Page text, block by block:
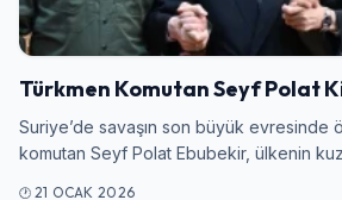
Türkmen Komutan Seyf Polat
Suriye’de savaşın son büyük evresinde
komutan Seyf Polat Ebubekir, ülkenin
21 OCAK 2026